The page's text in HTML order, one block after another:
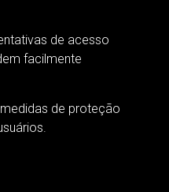
de acesso
facilmente
de proteção